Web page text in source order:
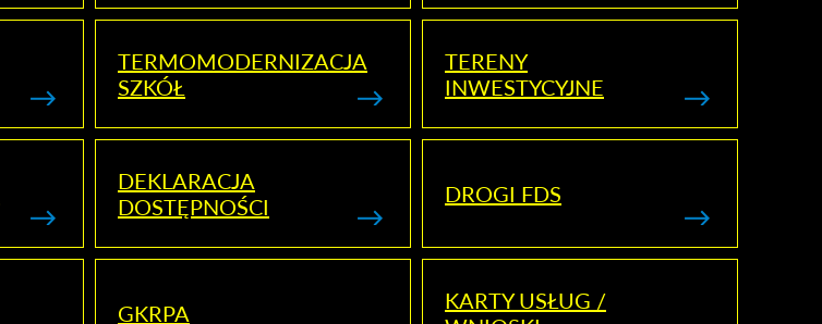
TERMOMODERNIZACJA
SZKÓŁ
TERENY
INWESTYCYJNE
DEKLARACJA
DOSTĘPNOŚCI
DROGI FDS
GKRPA
KARTY USŁUG /